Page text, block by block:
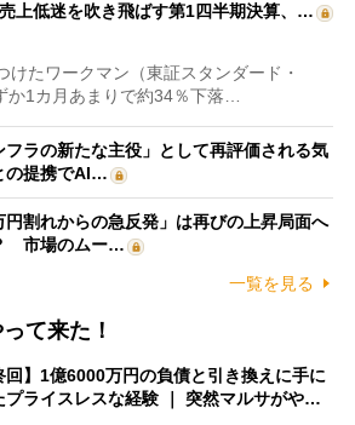
上低迷を吹き飛ばす第1四半期決算、…
たワークマン（東証スタンダード・
か1カ月あまりで約34％下落…
ラの新たな主役」として再評価される気
の提携でAI…
円割れからの急反発」は再びの上昇局面へ
市場のムー…
一覧を見る
て来た！
回】1億6000万円の負債と引き換えに手に
プライスレスな経験 ｜ 突然マルサがや…